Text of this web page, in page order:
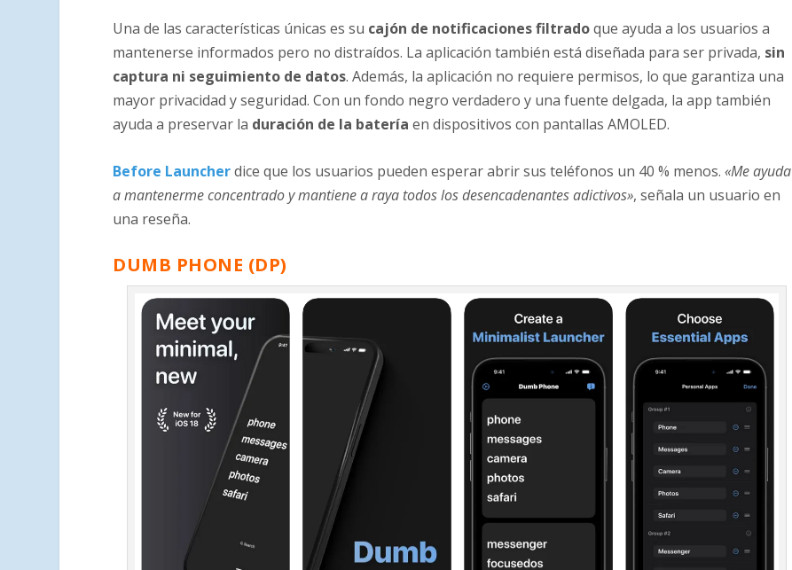
Una de las características únicas es su cajón de notificaciones filtradoque ayuda a los usuarios a
mantenerse informados pero no distraídos. La aplicación también está diseñada para ser privada, sin
captura ni seguimiento de datos. Además, la aplicación no requiere permisos, lo que garantiza una
mayor privacidad y seguridad. Con un fondo negro verdadero y una fuente delgada, la app también
ayuda a preservar la duración de la batería en dispositivos con pantallas AMOLED.
Before Launcherdice que los usuarios pueden esperar abrir sus teléfonos un 40 % menos.«Me ayuda
a mantenerme concentrado y mantiene a raya todos los desencadenantes adictivos», señala un usuario en
una reseña.
DUMB PHONE (DP)